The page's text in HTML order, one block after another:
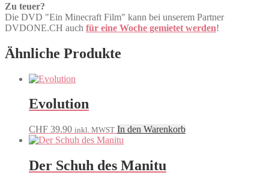
Zu teuer?
Die DVD "Ein Minecraft Film" kann bei unserem Partner
DVDONE.CH auch für eine Woche gemietet werden!
Ähnliche Produkte
Evolution
CHF 39.90 inkl. MWST In den Warenkorb
Der Schuh des Manitu